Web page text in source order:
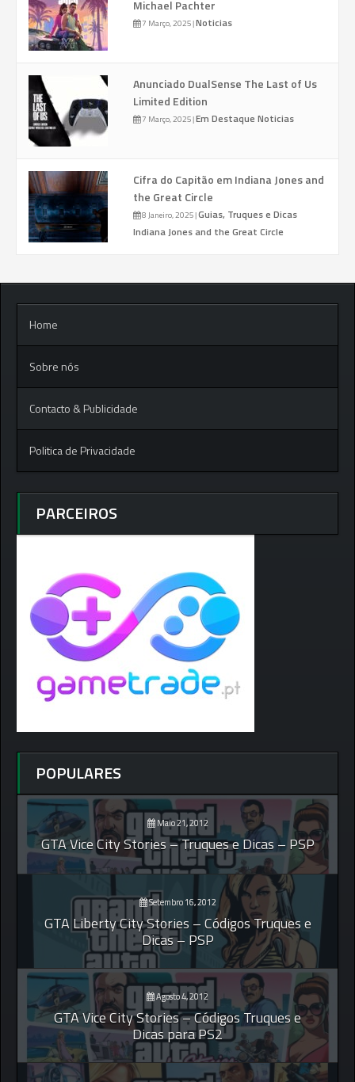
Michael Pachter
7 Março, 2025|Noticias
Anunciado DualSense The Last of Us
Limited Edition
7 Março, 2025|Em Destaque Noticias
Cifra do Capitão em Indiana Jones and
the Great Circle
8 Janeiro, 2025|Guias, Truques e Dicas
Indiana Jones and the Great Circle
Home
Sobre nós
Contacto & Publicidade
Politica de Privacidade
PARCEIROS
POPULARES
Maio 21, 2012
GTA Vice City Stories – Truques e Dicas – PSP
Setembro 16, 2012
GTA Liberty City Stories – Códigos Truques e
Dicas – PSP
Agosto 4, 2012
GTA Vice City Stories – Códigos Truques e
Dicas para PS2